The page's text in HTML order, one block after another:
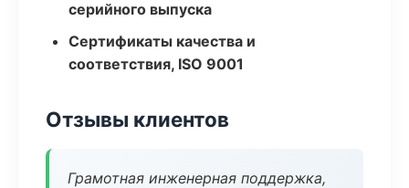
серийного выпуска
Сертификаты качества и
соответствия, ISO 9001
Отзывы клиентов
Грамотная инженерная поддержка,